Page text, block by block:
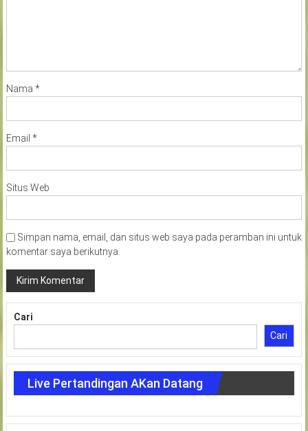
Nama *
Email *
Situs Web
Simpan nama, email, dan situs web saya pada peramban ini untuk
komentar saya berikutnya.
Cari
Cari
Live Pertandingan AKan Datang